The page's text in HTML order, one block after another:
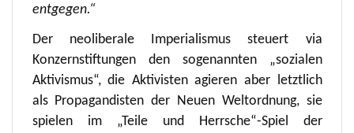
entgegen.“
Der neoliberale Imperialismus steuert via
Konzernstiftungen den sogenannten „sozialen
Aktivismus“, die Aktivisten agieren aber letztlich
als Propagandisten der Neuen Weltordnung, sie
spielen im „Teile und Herrsche“-Spiel der